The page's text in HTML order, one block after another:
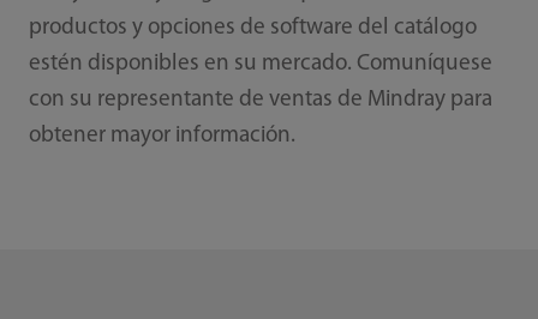
productos y opciones de software del catálogo
estén disponibles en su mercado. Comuníquese
con su representante de ventas de Mindray para
obtener mayor información.